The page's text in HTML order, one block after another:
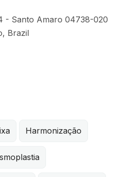
- Santo Amaro 04738-020
, Brazil
Harmonização